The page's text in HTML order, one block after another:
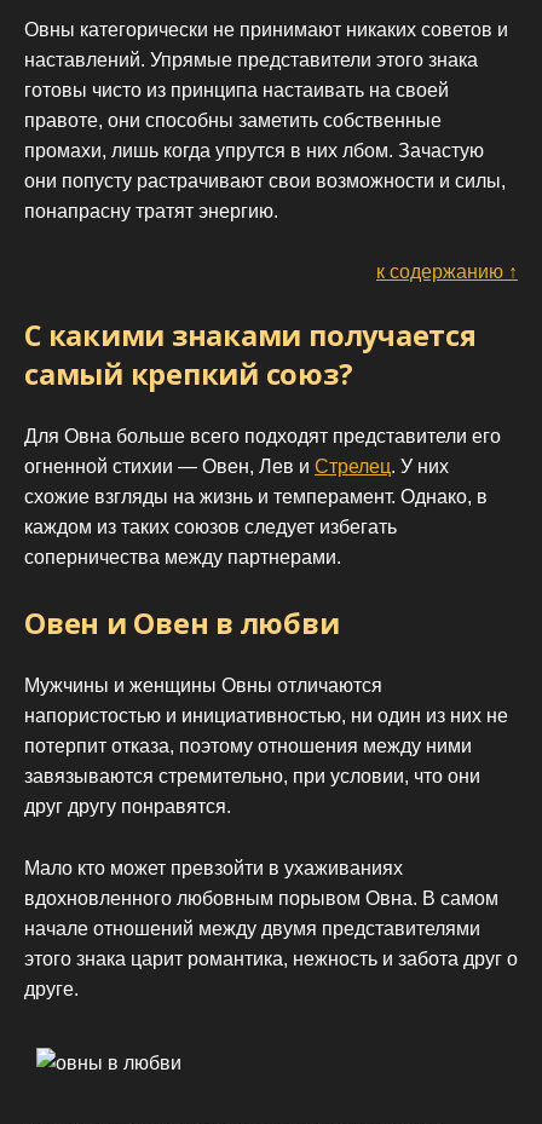
Овны категорически не принимают никаких советов и
наставлений. Упрямые представители этого знака
готовы чисто из принципа настаивать на своей
правоте, они способны заметить собственные
промахи, лишь когда упрутся в них лбом. Зачастую
они попусту растрачивают свои возможности и силы,
понапрасну тратят энергию.
к содержанию ↑
С какими знаками получается
самый крепкий союз?
Для Овна больше всего подходят представители его
огненной стихии — Овен, Лев и Стрелец. У них
схожие взгляды на жизнь и темперамент. Однако, в
каждом из таких союзов следует избегать
соперничества между партнерами.
Овен и Овен в любви
Мужчины и женщины Овны отличаются
напористостью и инициативностью, ни один из них не
потерпит отказа, поэтому отношения между ними
завязываются стремительно, при условии, что они
друг другу понравятся.
Мало кто может превзойти в ухаживаниях
вдохновленного любовным порывом Овна. В самом
начале отношений между двумя представителями
этого знака царит романтика, нежность и забота друг о
друге.